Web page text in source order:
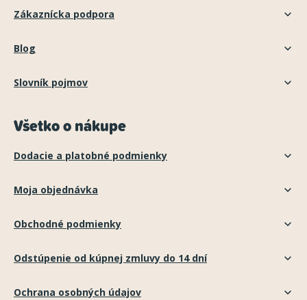
Zákaznícka podpora
Blog
Slovník pojmov
Všetko o nákupe
Dodacie a platobné podmienky
Moja objednávka
Obchodné podmienky
Odstúpenie od kúpnej zmluvy do 14 dní
Ochrana osobných údajov